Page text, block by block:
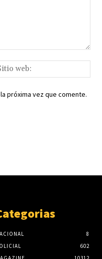
web:
próxima vez que comente.
8
602